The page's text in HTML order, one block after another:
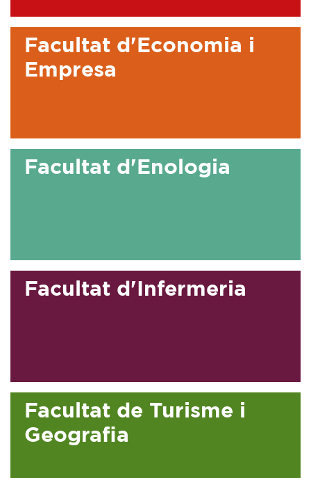
Facultat d'Economia i
Empresa
Facultat d'Enologia
Facultat d'Infermeria
Facultat de Turisme i
Geografia